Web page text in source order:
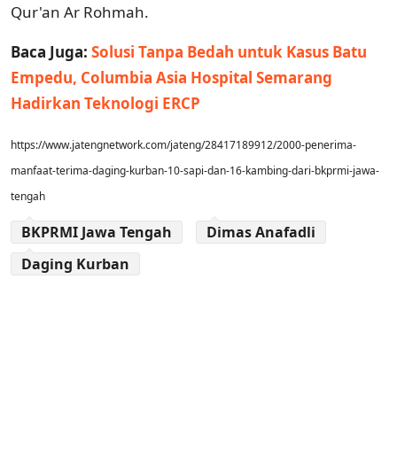
Qur'an Ar Rohmah.
Baca Juga: Solusi Tanpa Bedah untuk Kasus Batu
Empedu, Columbia Asia Hospital Semarang
Hadirkan Teknologi ERCP
https://www.jatengnetwork.com/jateng/28417189912/2000-penerima-
manfaat-terima-daging-kurban-10-sapi-dan-16-kambing-dari-bkprmi-jawa-
tengah
BKPRMI Jawa Tengah
Dimas Anafadli
Daging Kurban